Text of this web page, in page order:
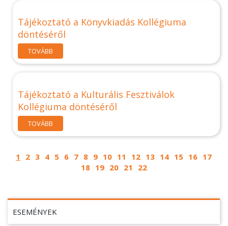
ESEMÉNYEK
Tájékoztató a Könyvkiadás Kollégiuma
döntéséről
TOVÁBB
Tájékoztató a Kulturális Fesztiválok
Kollégiuma döntéséről
TOVÁBB
1 2 3 4 5 6 7 8 9 10 11 12 13 14 15 16 17
18 19 20 21 22